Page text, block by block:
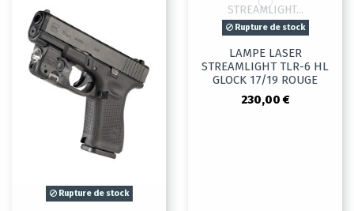
Rupture de stock
Rupture de stock
LAMPE LASER
STREAMLIGHT TLR-6 HL
GLOCK 17/19 ROUGE
230,00 €